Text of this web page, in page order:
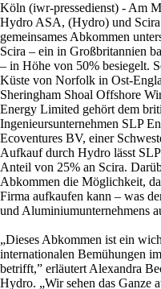
Köln (iwr-pressedienst) - Am
Hydro ASA, (Hydro) und
gemeinsames Abkommen
Scira – ein in Großbritannien
– in Höhe von 50% besiegelt.
Küste von Norfolk in Ost-
Sheringham Shoal Offshore
Energy Limited gehört dem
Ingenieursunternehmen SLP
Ecoventures BV, einer
Aufkauf durch Hydro lässt
Anteil von 25% an Scira.
Abkommen die Möglichkeit,
Firma aufkaufen kann – was
und Aluminiumunternehmens
„Dieses Abkommen ist ein
internationalen Bemühungen
betrifft,” erläutert Alexandra
Hydro. „Wir sehen das Ganze